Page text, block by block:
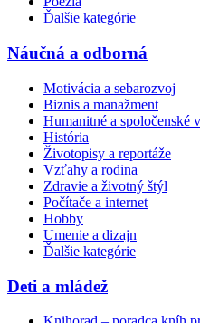
Ďalšie kategórie
Náučná a odborná
Motivácia a sebarozvoj
Biznis a manažment
Humanitné a spoločenské
História
Životopisy a reportáže
Vzťahy a rodina
Zdravie a životný štýl
Počítače a internet
Hobby
Umenie a dizajn
Ďalšie kategórie
Deti a mládež